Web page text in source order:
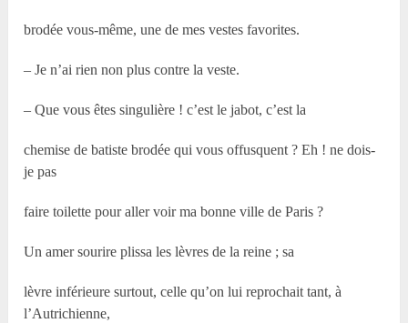
brodée vous-même, une de mes vestes favorites.
– Je n’ai rien non plus contre la veste.
– Que vous êtes singulière ! c’est le jabot, c’est la
chemise de batiste brodée qui vous offusquent ? Eh ! ne dois-
je pas
faire toilette pour aller voir ma bonne ville de Paris ?
Un amer sourire plissa les lèvres de la reine ; sa
lèvre inférieure surtout, celle qu’on lui reprochait tant, à
l’Autrichienne,